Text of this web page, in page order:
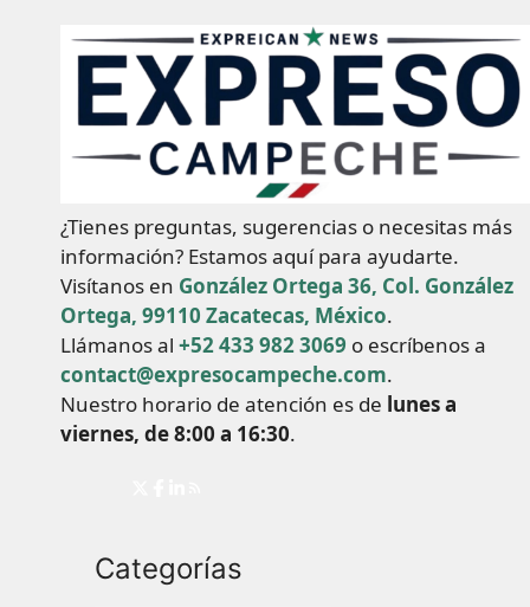
¿Tienes preguntas, sugerencias o necesitas más
información? Estamos aquí para ayudarte.
Visítanos en González Ortega 36, Col. González
Ortega, 99110 Zacatecas, México.
Llámanos al +52 433 982 3069 o escríbenos a
contact@expresocampeche.com.
Nuestro horario de atención es de lunes a
viernes, de 8:00 a 16:30.
Categorías